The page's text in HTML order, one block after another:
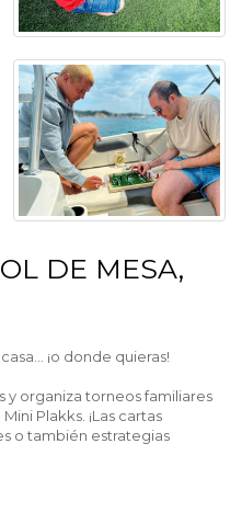
DE MESA,
¡o donde quieras!
y organiza torneos familiares
Plakks. ¡Las cartas
o también estrategias